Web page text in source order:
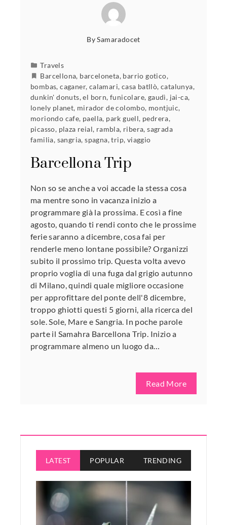
BySamaradocet
Travels
Barcellona, barceloneta, barrio gotico,
bombas,caganer, calamari, casa batllò,catalunya,
dunkin' donuts,el born,funicolare, gaudì, jai-ca,
lonely planet, mirador de colombo, montjuic,
moriondo cafe, paella, park guell, pedrera,
picasso, plaza reial, rambla, ribera,sagrada
familia, sangria,spagna,trip, viaggio
Barcellona Trip
Non so se anche a voi accade la stessa cosa
ma mentre sono in vacanza inizio a
programmare già la prossima. E così a fine
agosto, quando ti rendi conto che le prossime
ferie saranno a dicembre, cosa fai per
renderle meno lontane possibile? Organizzi
subito il prossimo trip. Questa volta avevo
proprio voglia di una fuga dal grigio autunno
di Milano, quindi quale migliore occasione
per approfittare del ponte dell'8 dicembre,
troppo ghiotti questi 5 giorni, alla ricerca del
sole. Sole, Mare e Sangria. In poche parole
parte il Samahra Barcellona Trip. Inizio a
programmare almeno un luogo da…
Read More
LATEST POPULAR TRENDING